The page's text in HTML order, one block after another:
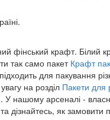
фінський крафт. Білий
так само пакетКрафт
для пакування
на розділ Пакети для
нашому арсеналі -
як замовити